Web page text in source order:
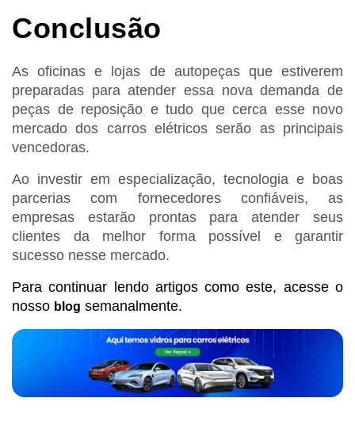
Conclusão
As oficinas e lojas de autopeças que estiverem
preparadas para atender essa nova demanda de
peças de reposição e tudo que cerca esse novo
mercado dos carros elétricos serão as principais
vencedoras.
Ao investir em especialização, tecnologia e boas
parcerias com fornecedores confiáveis, as
empresas estarão prontas para atender seus
clientes da melhor forma possível e garantir
sucesso nesse mercado.
Para continuar lendo artigos como este, acesse o
nosso blog semanalmente.